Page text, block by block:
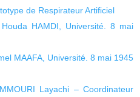
de Respirateur Artificiel
HAMDI, Université. 8 mai
MAAFA, Université. 8 mai 1945
Layachi – Coordinateur